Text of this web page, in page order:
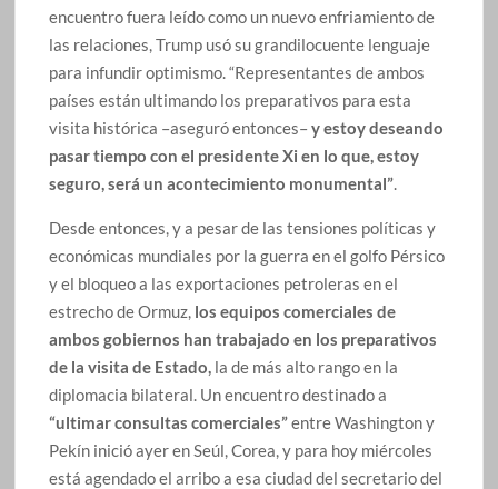
encuentro fuera leído como un nuevo enfriamiento de
las relaciones, Trump usó su grandilocuente lenguaje
para infundir optimismo. “Representantes de ambos
países están ultimando los preparativos para esta
visita histórica –aseguró entonces–y estoy deseando
pasar tiempo con el presidente Xi en lo que, estoy
seguro, será un acontecimiento monumental”.
Desde entonces, y a pesar de las tensiones políticas y
económicas mundiales por la guerra en el golfo Pérsico
y el bloqueo a las exportaciones petroleras en el
estrecho de Ormuz, los equipos comerciales de
ambos gobiernos han trabajado en los preparativos
de la visita de Estado, la de más alto rango en la
diplomacia bilateral. Un encuentro destinado a
“ultimar consultas comerciales”entre Washington y
Pekín inició ayer en Seúl, Corea, y para hoy miércoles
está agendado el arribo a esa ciudad del secretario del